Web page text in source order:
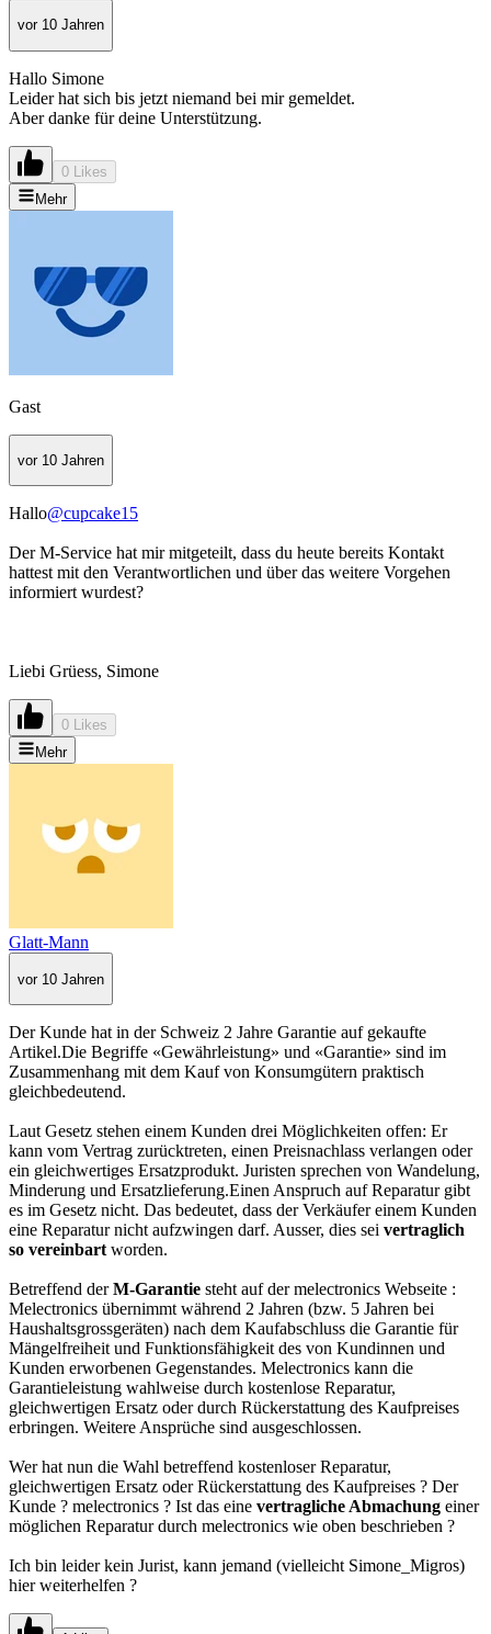
vor 10 Jahren
Hallo Simone
Leider hat sich bis jetzt niemand bei mir gemeldet.
Aber danke für deine Unterstützung.
0 Likes
Mehr
Gast
vor 10 Jahren
Hallo@cupcake15
Der M-Service hat mir mitgeteilt, dass du heute bereits Kontakt
hattest mit den Verantwortlichen und über das weitere Vorgehen
informiert wurdest?
Liebi Grüess, Simone
0 Likes
Mehr
Glatt-Mann
vor 10 Jahren
Der Kunde hat in der Schweiz 2 Jahre Garantie auf gekaufte
Artikel.Die Begriffe «Gewährleistung» und «Garantie» sind im
Zusammenhang mit dem Kauf von Konsumgütern praktisch
gleichbedeutend.
Laut Gesetz stehen einem Kunden drei Möglichkeiten offen: Er
kann vom Vertrag zurücktreten, einen Preisnachlass verlangen oder
ein gleichwertiges Ersatzprodukt. Juristen sprechen von Wandelung,
Minderung und Ersatzlieferung.Einen Anspruch auf Reparatur gibt
es im Gesetz nicht. Das bedeutet, dass der Verkäufer einem Kunden
eine Reparatur nicht aufzwingen darf. Ausser, dies sei vertraglich
so vereinbart worden.
Betreffend derM-Garantie steht auf der melectronics Webseite :
Melectronics übernimmt während 2 Jahren (bzw. 5 Jahren bei
Haushaltsgrossgeräten) nach dem Kaufabschluss die Garantie für
Mängelfreiheit und Funktionsfähigkeit des von Kundinnen und
Kunden erworbenen Gegenstandes. Melectronics kann die
Garantieleistung wahlweise durch kostenlose Reparatur,
gleichwertigen Ersatz oder durch Rückerstattung des Kaufpreises
erbringen. Weitere Ansprüche sind ausgeschlossen.
Wer hat nun die Wahl betreffend kostenloser Reparatur,
gleichwertigen Ersatz oder Rückerstattung des Kaufpreises ? Der
Kunde ? melectronics ? Ist das eine vertragliche Abmachung einer
möglichen Reparatur durch melectronics wie oben beschrieben ?
Ich bin leider kein Jurist, kann jemand (vielleicht Simone_Migros)
hier weiterhelfen ?